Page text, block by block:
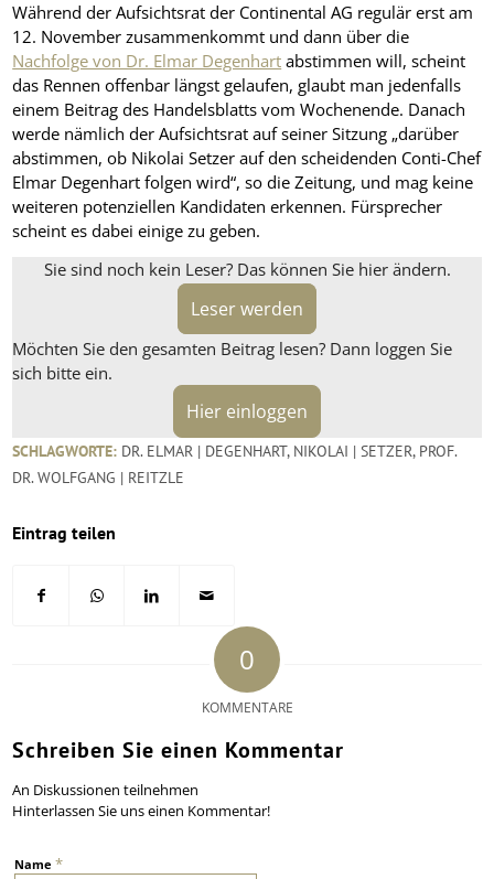
Während der Aufsichtsrat der Continental AG regulär erst am
12. November zusammenkommt und dann über die
Nachfolge von Dr. Elmar Degenhart abstimmen will, scheint
das Rennen offenbar längst gelaufen, glaubt man jedenfalls
einem Beitrag des Handelsblatts vom Wochenende. Danach
werde nämlich der Aufsichtsrat auf seiner Sitzung „darüber
abstimmen, ob Nikolai Setzer auf den scheidenden Conti-Chef
Elmar Degenhart folgen wird“, so die Zeitung, und mag keine
weiteren potenziellen Kandidaten erkennen. Fürsprecher
scheint es dabei einige zu geben.
Sie sind noch kein Leser? Das können Sie hier ändern.
Leser werden
Möchten Sie den gesamten Beitrag lesen? Dann loggen Sie
sich bitte ein.
Hier einloggen
SCHLAGWORTE: DR. ELMAR | DEGENHART, NIKOLAI | SETZER, PROF.
DR. WOLFGANG | REITZLE
Eintrag teilen
0
KOMMENTARE
Schreiben Sie einen Kommentar
An Diskussionen teilnehmen
Hinterlassen Sie uns einen Kommentar!
Name*